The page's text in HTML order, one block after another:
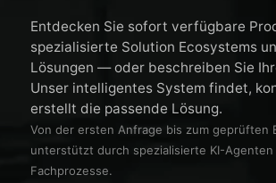
Entdecken Sie sofort verfügbare
spezialisierte Solution Ecosystems
Lösungen — oder beschreiben Sie
Unser intelligentes System findet,
erstellt die passende Lösung.
Von der ersten Anfrage bis zum geprüften
unterstützt durch spezialisierte KI-Agenten
Fachprozesse.